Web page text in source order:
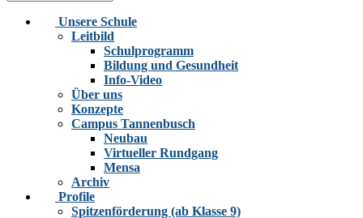
Unsere Schule
Leitbild
Schulprogramm
Bildung und Gesundheit
Info-Video
Über uns
Konzepte
Campus Tannenbusch
Neubau
Virtueller Rundgang
Mensa
Archiv
Profile
Spitzenförderung (ab Klasse 9)